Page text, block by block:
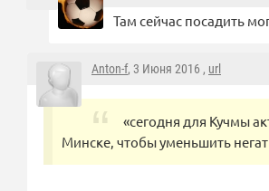
Там сейчас посадить
Anton-f, 3 Июня 2016 , url
«сегодня для Кучмы
Минске, чтобы уменьшить